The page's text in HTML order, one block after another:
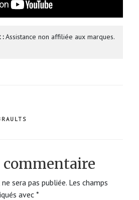
:Assistance non affiliée aux marques.
commentaire
sera pas publiée. Les champs
avec *